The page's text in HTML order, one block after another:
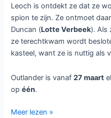
Leoch is ontdekt ze dat ze
spion te zijn. Ze ontmoet
Duncan (Lotte Verbeek). Als
ze terechtkwam wordt
kasteel, want ze is nuttig als
Outlander is vanaf27 maart
opéén.
Dramaserie
Meer lezen »